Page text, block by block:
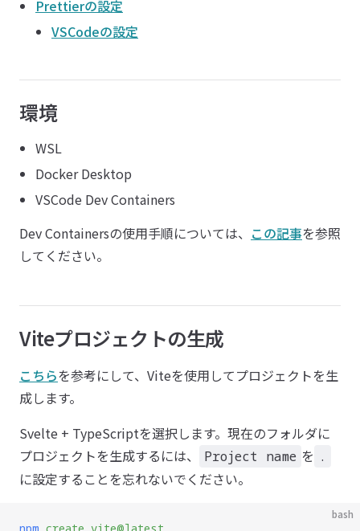
Prettierの設定
VSCodeの設定
環境
WSL
Docker Desktop
VSCode Dev Containers
Dev Containersの使用手順については、 この記事を参照
してください。
Viteプロジェクトの生成
こちらを参考にして、Viteを使用してプロジェクトを生
成します。
Svelte + TypeScriptを選択します。現在のフォルダに
プロジェクトを生成するには、
Project name を .
に設定することを忘れないでください。
bash